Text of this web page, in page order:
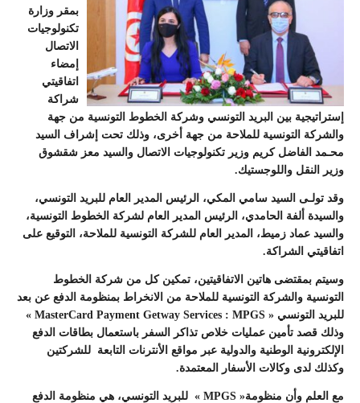
بمقر وزارة
تكنولوجيات
الاتصال
إمضاء
اتفاقيتي
شراكة
إستراتيجية بين البريد التونسي وشركة الخطوط التونسية من جهة
والشركة التونسية للملاحة من جهة أخرى، وذلك تحت إشراف السيد
محـمد الفاضل كريم وزير تكنولوجيات الاتصال والسيد معز شقشوق
وزير النقل واللوجستيك.
وقد تولـى السيد سامي المكي، الرئيس المدير العام للبريد التونسي،
والسيدة ألفة الحامدي، الرئيس المدير العام لشركة الخطوط التونسية،
والسيد عماد زميط، المدير العام للشركة التونسية للملاحة، التوقيع على
اتفاقيتي الشراكة.
وسيتم بمقتضى هاتين الاتفاقيتين، تمكين كل من شركة الخطوط
التونسية والشركة التونسية للملاحة من الانخراط بمنظومة الدفع عن بعد
للبريد التونسي « MasterCard Payment Getway Services : MPGS »
وذلك قصد تأمين عمليات خلاص تذاكر السفر باستعمال بطاقات الدفع
الإلكترونية الوطنية والدولية عبر مواقع الأنترنات التابعة للشركتين
وكذلك لدى وكالات الأسفار المعتمدة.
مع العلم وأن منظومة« MPGS » للبريد التونسي، هي منظومة الدفع